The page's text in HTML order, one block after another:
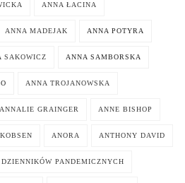
ANNA ŁACINA
ANNA MADEJAK ANNA POTYRA
SAKOWICZ ANNA SAMBORSKA
ANNA TROJANOWSKA
ANNALIE GRAINGER ANNE BISHOP
ANORA ANTHONY DAVID
PANDEMICZNYCH